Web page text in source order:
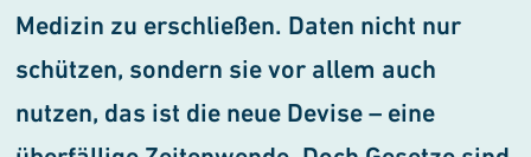
Medizin zu erschlie­ßen. Daten nicht nur
schützen, sondern sie vor allem auch
nutzen, das ist die neue Devise – eine